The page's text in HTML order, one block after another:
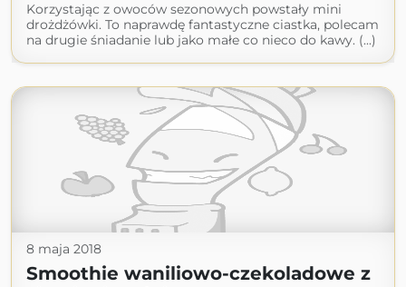
Korzystając z owoców sezonowych powstały mini
drożdżówki. To naprawdę fantastyczne ciastka, polecam
na drugie śniadanie lub jako małe co nieco do kawy. (...)
8 maja 2018
Smoothie waniliowo-czekoladowe z